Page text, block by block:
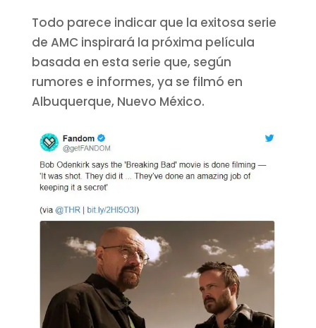
Todo parece indicar que la exitosa serie
de AMC inspirará la próxima película
basada en esta serie que, según
rumores e informes, ya se filmó en
Albuquerque, Nuevo México.